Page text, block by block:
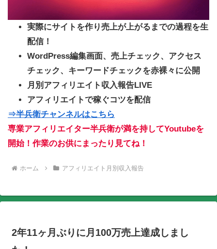
実際にサイトを作り売上が上がるまでの過程を生
配信！
WordPress編集画面、売上チェック、アクセス
チェック、キーワードチェックを赤裸々に公開
月別アフィリエイト収入報告LIVE
アフィリエイトで稼ぐコツを配信
⇒半兵衛チャンネルはこちら
専業アフィリエイター半兵衛が満を持してYoutubeを
開始！作業のお供にまったり見てね！
ホーム アフィリエイト月別収入報告
2年11ヶ月ぶりに月100万売上達成しまし